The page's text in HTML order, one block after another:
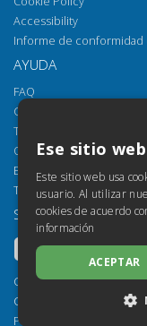
Accessibility
Informe de conformidad
AYUDA
FAQ
Cómo abrir los archivos
Torrossa Reader
Opciones de acceso
Email:
Tel:
+39 055 5018800
SÍGUENOS
Copyright 2000-2026
Casalini Libri
P.IVA IT03106600483
Ese sitio
Este sitio web usa
usuario. Al utilizar
cookies de acuerdo
información
ACEPTAR